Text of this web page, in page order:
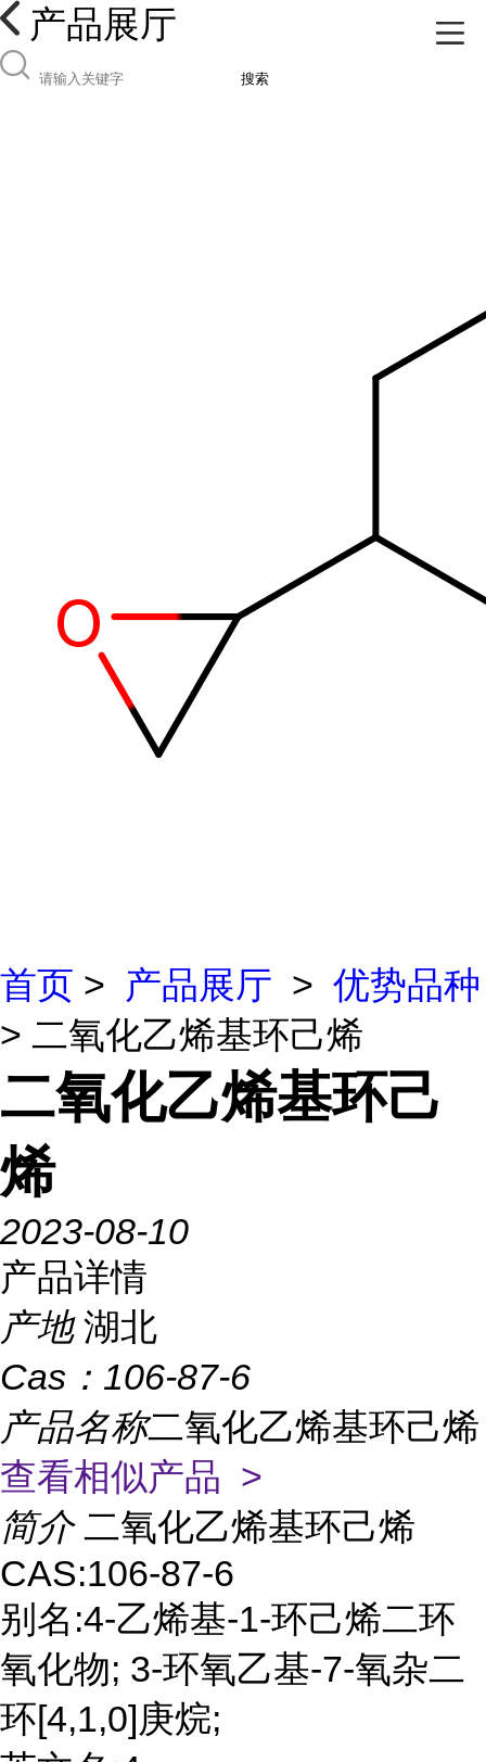
产品展厅
搜索
首页 > 产品展厅 > 优势品种
> 二氧化乙烯基环己烯
二氧化乙烯基环己
烯
2023-08-10
产品详情
产地 湖北
Cas： 106-87-6
产品名称二氧化乙烯基环己烯
查看相似产品 >
简介 二氧化乙烯基环己烯
CAS:106-87-6
别名:4-乙烯基-1-环己烯二环
氧化物; 3-环氧乙基-7-氧杂二
环[4,1,0]庚烷;